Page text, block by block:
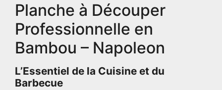
Planche à Découper
Professionnelle en
Bambou – Napoleon
L’Essentiel de la Cuisine et du
Barbecue